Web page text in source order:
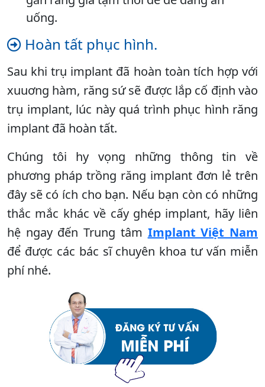
uống.
Hoàn tất phục hình.
Sau khi trụ implant đã hoàn toàn tích hợp với
xuuơng hàm, răng sứ sẽ được lắp cố định vào
trụ implant, lúc này quá trình phục hình răng
implant đã hoàn tất.
Chúng tôi hy vọng những thông tin về
phương pháp trồng răng implant đơn lẻ trên
đây sẽ có ích cho bạn. Nếu bạn còn có những
thắc mắc khác về cấy ghép implant, hãy liên
hệ ngay đến Trung tâm Implant Việt Nam
để được các bác sĩ chuyên khoa tư vấn miễn
phí nhé.